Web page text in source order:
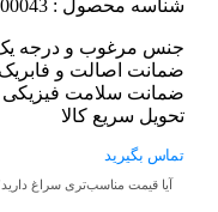
شناسه محصول :
جنس مرغوب و درجه
ضمانت اصالت و
ضمانت سلامت
تحویل سریع کالا
تماس بگیرید
آیا قیمت مناسب‌تری سراغ